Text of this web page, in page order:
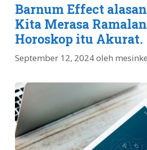
Barnum Effect
Kita Merasa
Horoskop itu Akurat.
September 12, 2024oleh